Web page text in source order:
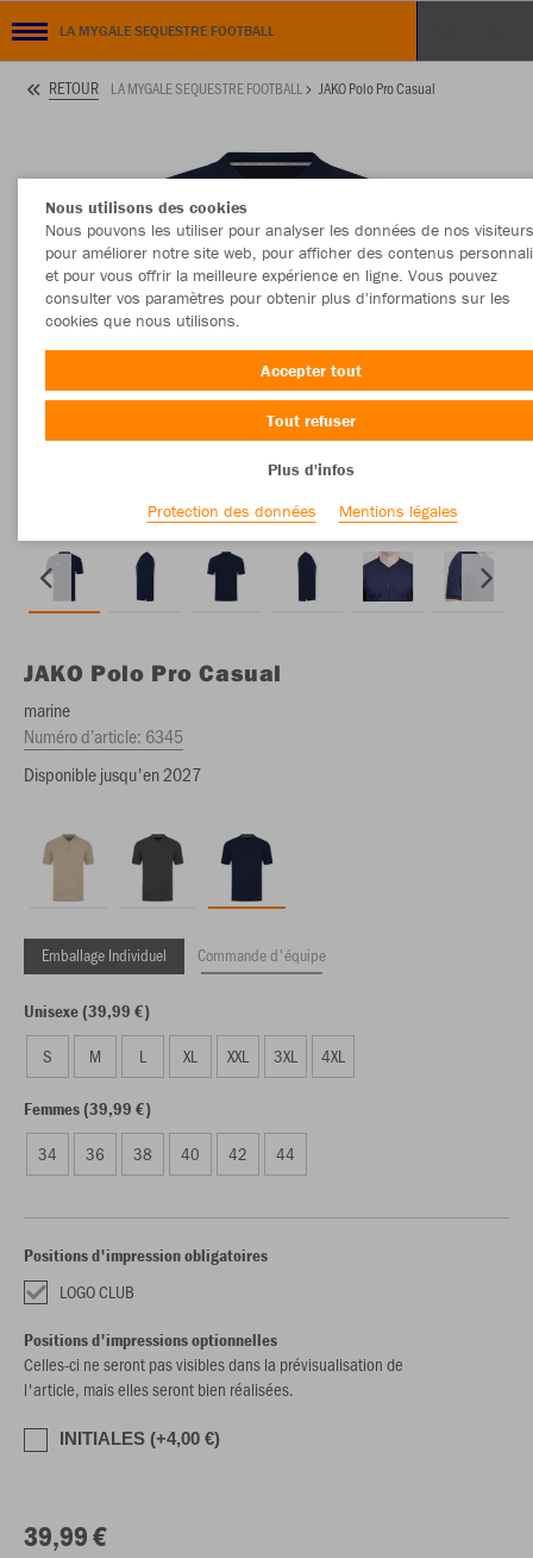
LA MYGALE SEQUESTRE FOOTBALL
RETOUR LA MYGALE SEQUESTRE FOOTBALL JAKO Polo Pro Casual
JAKO Polo Pro Casual
marine
Numéro d’article: 6345
Disponible jusqu'en 2027
Emballage Individuel Commande d'équipe
Unisexe (39,99 €)
S M L XL XXL 3XL 4XL
Femmes (39,99 €)
34 36 38 40 42 44
Positions d'impression obligatoires
LOGO CLUB
Positions d'impressions optionnelles
Celles-ci ne seront pas visibles dans la prévisualisation de
l'article, mais elles seront bien réalisées.
INITIALES (+4,00 €)
39,99 €
Nous utilisons des cookies
Nous pouvons les utiliser pour analyser les données de nos
pour améliorer notre site web, pour afficher des contenus
et pour vous offrir la meilleure expérience en ligne. Vous pouvez
consulter vos paramètres pour obtenir plus d'informations sur les
cookies que nous utilisons.
Accepter tout
Tout refuser
Plus d'infos
Protection des données
Mentions légales